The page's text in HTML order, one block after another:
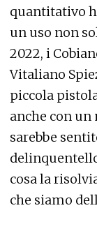
quantitativo
un uso non
2022, i
Vitaliano
piccola
anche con un
sarebbe
cosa la
che siamo